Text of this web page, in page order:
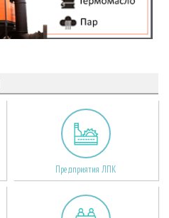
Предприятия ЛПК